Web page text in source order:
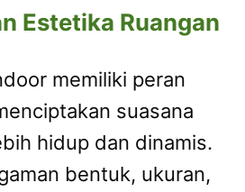
Estetika Ruangan
memiliki peran
suasana
hidup dan dinamis.
bentuk, ukuran,